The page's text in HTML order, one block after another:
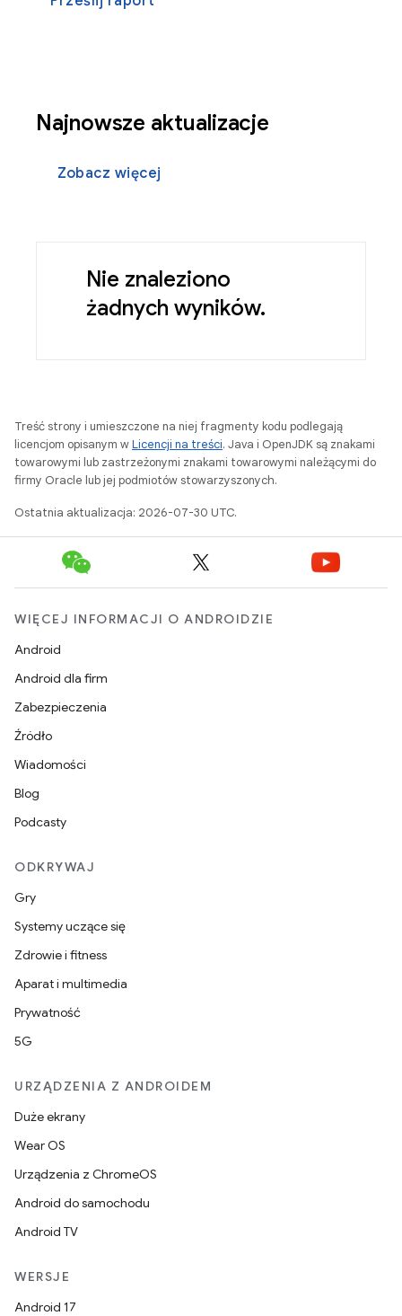
Najnowsze aktualizacje
Zobacz więcej
Nie znaleziono
żadnych wyników.
Treść strony i umieszczone na niej fragmenty kodu podlegają
licencjom opisanym wLicencji na treści. Java i OpenJDK są znakami
towarowymi lub zastrzeżonymi znakami towarowymi należącymi do
firmy Oracle lub jej podmiotów stowarzyszonych.
Ostatnia aktualizacja: 2026-07-30 UTC.
WIĘCEJ INFORMACJI O ANDROIDZIE
Android
Android dla firm
Zabezpieczenia
Źródło
Wiadomości
Blog
Podcasty
ODKRYWAJ
Gry
Systemy uczące się
Zdrowie i fitness
Aparat i multimedia
Prywatność
5G
URZĄDZENIA Z ANDROIDEM
Duże ekrany
Wear OS
Urządzenia z ChromeOS
Android do samochodu
Android TV
WERSJE
Android 17